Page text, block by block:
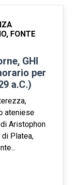
FONTE
GHI
per
a.C.)
ateniese
di Aristophon
Platea,